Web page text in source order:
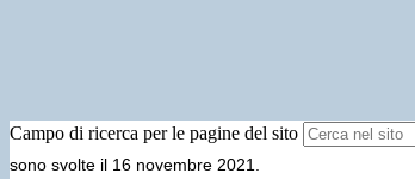
Campo di ricerca per le pagine del sito
sono svolte il 16 novembre 2021.